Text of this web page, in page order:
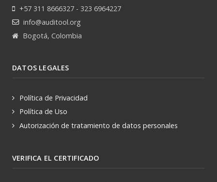
+57 311 8666327 - 323 6964227
info@auditool.org
Bogotá, Colombia
DATOS LEGALES
Política de Privacidad
Política de Uso
Autorización de tratamiento de datos personales
VERIFICA EL CERTIFICADO